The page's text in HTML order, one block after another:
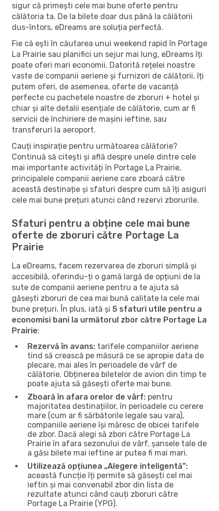
sigur că primești cele mai bune oferte pentru
călătoria ta. De la bilete doar dus până la călătorii
dus-întors, eDreams are soluția perfectă.
Fie că ești în căutarea unui weekend rapid în Portage
La Prairie sau planifici un sejur mai lung, eDreams îți
poate oferi mari economii. Datorită rețelei noastre
vaste de companii aeriene și furnizori de călătorii, îți
putem oferi, de asemenea, oferte de vacanță
perfecte cu pachetele noastre de zboruri + hotel și
chiar și alte detalii esențiale de călătorie, cum ar fi
servicii de închiriere de mașini ieftine, sau
transferuri la aeroport.
Cauți inspirație pentru următoarea călătorie?
Continuă să citești și află despre unele dintre cele
mai importante activități în Portage La Prairie,
principalele companii aeriene care zboară către
această destinație și sfaturi despre cum să îți asiguri
cele mai bune prețuri atunci când rezervi zborurile.
Sfaturi pentru a obține cele mai bune
oferte de zboruri către Portage La
Prairie
La eDreams, facem rezervarea de zboruri simplă și
accesibilă, oferindu-ți o gamă largă de opțiuni de la
sute de companii aeriene pentru a te ajuta să
găsești zboruri de cea mai bună calitate la cele mai
bune prețuri. În plus, iată și 5 sfaturi utile pentru a
economisi bani la următorul zbor către Portage La
Prairie:
Rezervă în avans: tarifele companiilor aeriene
tind să crească pe măsură ce se apropie data de
plecare, mai ales în perioadele de vârf de
călătorie. Obținerea biletelor de avion din timp te
poate ajuta să găsești oferte mai bune.
Zboară în afara orelor de vârf: pentru
majoritatea destinațiilor, în perioadele cu cerere
mare (cum ar fi sărbătorile legale sau vara),
companiile aeriene își măresc de obicei tarifele
de zbor. Dacă alegi să zbori către Portage La
Prairie în afara sezonului de vârf, șansele tale de
a găsi bilete mai ieftine ar putea fi mai mari.
Utilizează opțiunea „Alegere inteligentă”:
această funcție îți permite să găsești cel mai
ieftin și mai convenabil zbor din lista de
rezultate atunci când cauți zboruri către
Portage La Prairie (YPG).